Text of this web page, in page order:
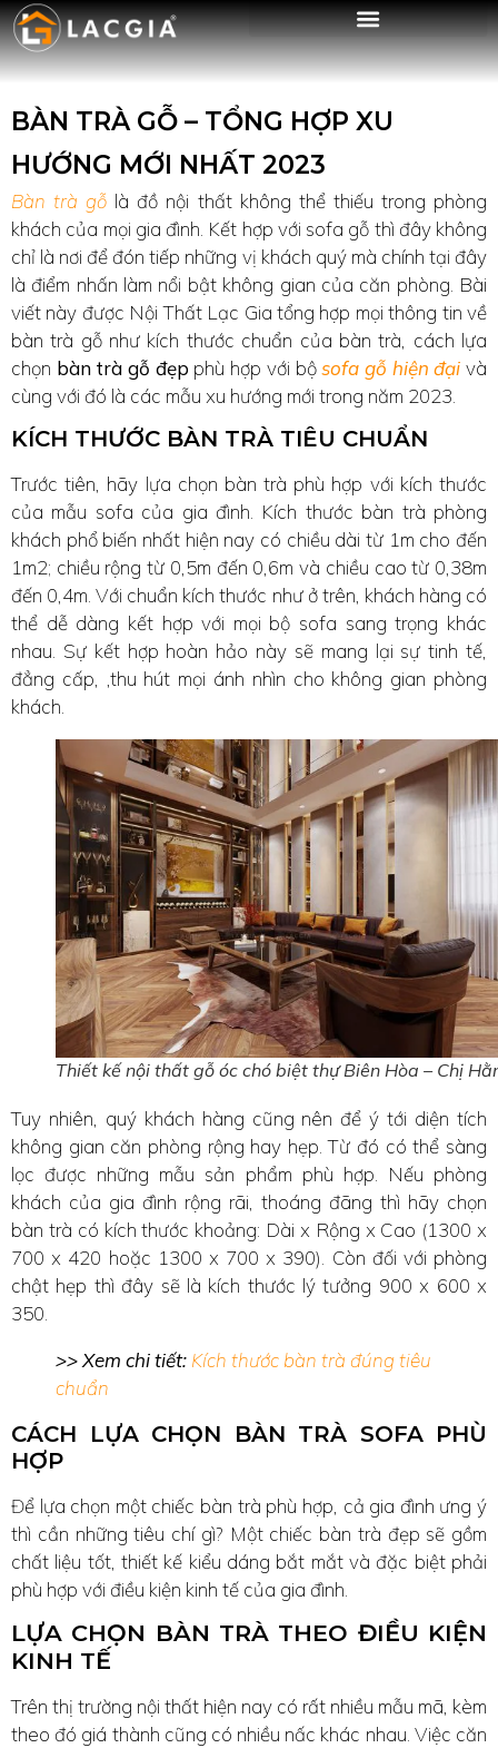
BÀN TRÀ GỖ – TỔNG HỢP XU
HƯỚNG MỚI NHẤT 2023
Bàn trà gỗ là đồ nội thất không thể thiếu trong phòng
khách của mọi gia đình. Kết hợp với sofa gỗ thì đây không
chỉ là nơi để đón tiếp những vị khách quý mà chính tại đây
là điểm nhấn làm nổi bật không gian của căn phòng. Bài
viết này được Nội Thất Lạc Gia tổng hợp mọi thông tin về
bàn trà gỗ như kích thước chuẩn của bàn trà, cách lựa
chọn bàn trà gỗ đẹp phù hợp với bộsofa gỗ hiệnđại và
cùng với đó là các mẫu xu hướng mới trong năm 2023.
KÍCH THƯỚC BÀN TRÀ TIÊU CHUẨN
Trước tiên, hãy lựa chọn bàn trà phù hợp với kích thước
của mẫu sofa của gia đình. Kích thước bàn trà phòng
khách phổ biến nhất hiện nay có chiều dài từ 1m cho đến
1m2; chiều rộng từ 0,5m đến 0,6m và chiều cao từ 0,38m
đến 0,4m. Với chuẩn kích thước như ở trên, khách hàng có
thể dễ dàng kết hợp với mọi bộ sofa sang trọng khác
nhau. Sự kết hợp hoàn hảo này sẽ mang lại sự tinh tế,
đẳng cấp, ,thu hút mọi ánh nhìn cho không gian phòng
khách.
Thiết kế nội thất gỗ óc chó biệt thự Biên Hòa – Chị
Tuy nhiên, quý khách hàng cũng nên để ý tới diện tích
không gian căn phòng rộng hay hẹp. Từ đó có thể sàng
lọc được những mẫu sản phẩm phù hợp. Nếu phòng
khách của gia đình rộng rãi, thoáng đãng thì hãy chọn
bàn trà có kích thước khoảng: Dài x Rộng x Cao (1300 x
700 x 420 hoặc 1300 x 700 x 390). Còn đối với phòng
chật hẹp thì đây sẽ là kích thước lý tưởng 900 x 600 x
350.
>> Xem chi tiết: Kích thước bàn trà đúng tiêu
chuẩn
CÁCH LỰA CHỌN BÀN TRÀ SOFA PHÙ
HỢP
Để lựa chọn một chiếc bàn trà phù hợp, cả gia đình ưng ý
thì cần những tiêu chí gì? Một chiếc bàn trà đẹp sẽ gồm
chất liệu tốt, thiết kế kiểu dáng bắt mắt và đặc biệt phải
phù hợp với điều kiện kinh tế của gia đình.
LỰA CHỌN BÀN TRÀ THEO ĐIỀU KIỆN
KINH TẾ
Trên thị trường nội thất hiện nay có rất nhiều mẫu mã, kèm
theo đó giá thành cũng có nhiều nấc khác nhau. Việc căn